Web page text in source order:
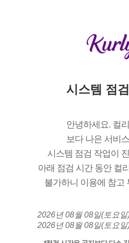
시스템 점
안녕하세요. 컬
보다 나은 서비
시스템 점검 작업이
아래 점검 시간 동안 컬
불가하니 이용에 참고
2026년 08월 08일(토요
2026년 08월 08일(토요